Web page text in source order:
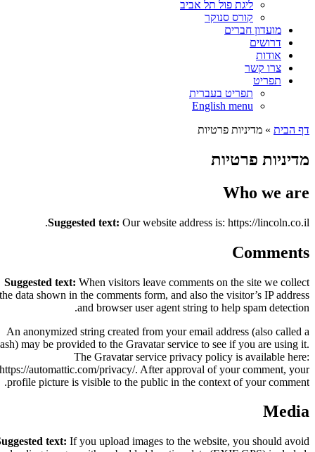
ליגת פול תל אביב
קורס סנוקר
מועדון חברים
דרושים
אודות
צרו קשר
תפריט
תפריט בעברית
English menu
דף הבית»מדיניות פרטיות
מדיניות פרטיות
Who we are
Suggested text:Our website address is: https://lincoln.co.il.
Comments
Suggested text:When visitors leave comments on the site we collect
the data shown in the comments form, and also the visitor’s IP address
and browser user agent string to help spam detection.
An anonymized string created from your email address (also called a
hash) may be provided to the Gravatar service to see if you are using it.
The Gravatar service privacy policy is available here:
https://automattic.com/privacy/. After approval of your comment, your
profile picture is visible to the public in the context of your comment.
Media
Suggested text:If you upload images to the website, you should avoid